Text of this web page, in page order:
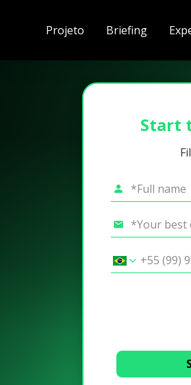
Projeto Briefing
Start